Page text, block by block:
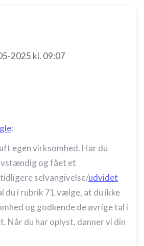
2025 kl. 09:07
:
egen virksomhed. Har du
og fået et
selvangivelse/udvidet
du i rubrik 71 vælge, at du ikke
og godkende de øvrige tal i
Når du har oplyst, danner vi din